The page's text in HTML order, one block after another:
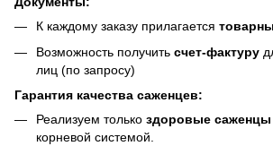
К каждому заказу прилагается
Возможность получить счет-фактуру
лиц (по запросу)
Гарантия качества саженцев:
Реализуем только здоровые саженцы
корневой системой.